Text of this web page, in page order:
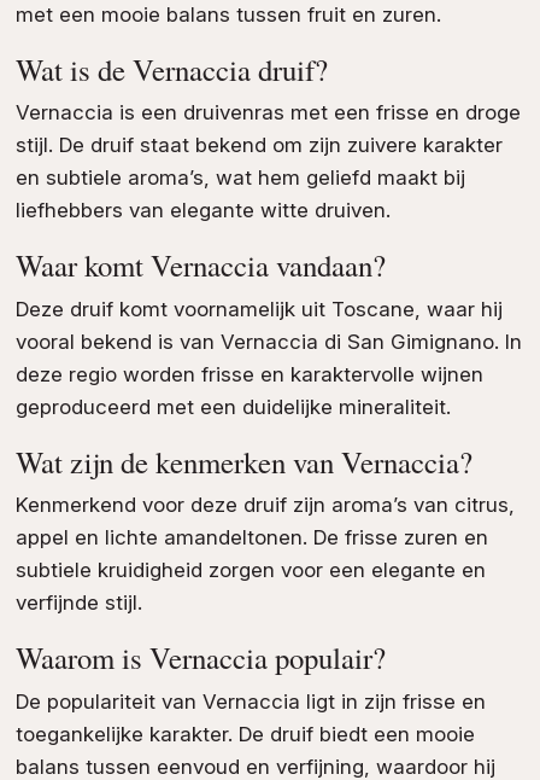
met een mooie balans tussen fruit en zuren.
Wat is de Vernaccia druif?
Vernaccia is een druivenras met een frisse en droge
stijl. De druif staat bekend om zijn zuivere karakter
en subtiele aroma’s, wat hem geliefd maakt bij
liefhebbers van elegante witte druiven.
Waar komt Vernaccia vandaan?
Deze druif komt voornamelijk uit Toscane, waar hij
vooral bekend is van Vernaccia di San Gimignano. In
deze regio worden frisse en karaktervolle wijnen
geproduceerd met een duidelijke mineraliteit.
Wat zijn de kenmerken van Vernaccia?
Kenmerkend voor deze druif zijn aroma’s van citrus,
appel en lichte amandeltonen. De frisse zuren en
subtiele kruidigheid zorgen voor een elegante en
verfijnde stijl.
Waarom is Vernaccia populair?
De populariteit van Vernaccia ligt in zijn frisse en
toegankelijke karakter. De druif biedt een mooie
balans tussen eenvoud en verfijning, waardoor hij